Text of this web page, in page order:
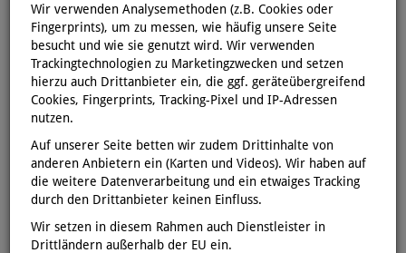
Wir verwenden Analysemethoden (z.B. Cookies oder
Fingerprints), um zu messen, wie häufig unsere Seite
besucht und wie sie genutzt wird. Wir verwenden
Trackingtechnologien zu Marketingzwecken und setzen
hierzu auch Drittanbieter ein, die ggf. geräteübergreifend
Cookies, Fingerprints, Tracking-Pixel und IP-Adressen
nutzen.
Auf unserer Seite betten wir zudem Drittinhalte von
anderen Anbietern ein (Karten und Videos). Wir haben auf
die weitere Datenverarbeitung und ein etwaiges Tracking
durch den Drittanbieter keinen Einfluss.
Wir setzen in diesem Rahmen auch Dienstleister in
Drittländern außerhalb der EU ein.
Hardcover Belletristik
Alle anzeigen